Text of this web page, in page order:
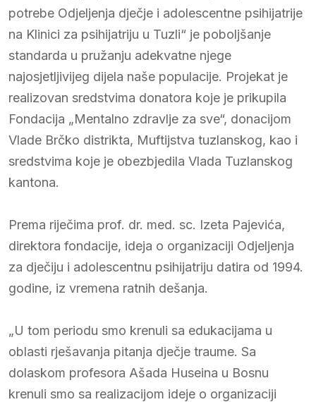
potrebe Odjeljenja dječje i adolescentne psihijatrije
na Klinici za psihijatriju u Tuzli“ je poboljšanje
standarda u pružanju adekvatne njege
najosjetljivijeg dijela naše populacije. Projekat je
realizovan sredstvima donatora koje je prikupila
Fondacija „Mentalno zdravlje za sve“, donacijom
Vlade Brčko distrikta, Muftijstva tuzlanskog, kao i
sredstvima koje je obezbjedila Vlada Tuzlanskog
kantona.
Prema riječima prof. dr. med. sc. Izeta Pajevića,
direktora fondacije, ideja o organizaciji Odjeljenja
za dječiju i adolescentnu psihijatriju datira od 1994.
godine, iz vremena ratnih dešanja.
„U tom periodu smo krenuli sa edukacijama u
oblasti rješavanja pitanja dječje traume. Sa
dolaskom profesora Ašada Huseina u Bosnu
krenuli smo sa realizacijom ideje o organizaciji